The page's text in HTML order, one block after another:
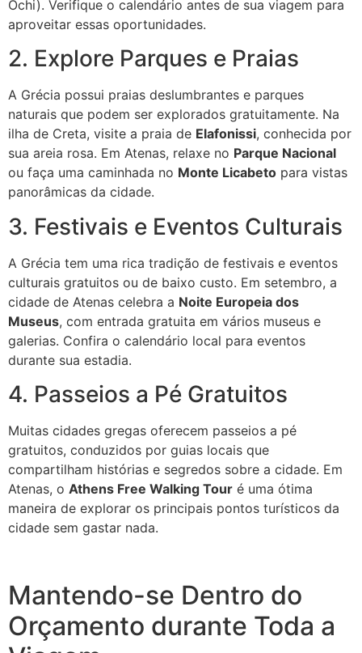
Ochi). Verifique o calendário antes de sua viagem para
aproveitar essas oportunidades.
2. Explore Parques e Praias
A Grécia possui praias deslumbrantes e parques
naturais que podem ser explorados gratuitamente. Na
ilha de Creta, visite a praia de Elafonissi, conhecida por
sua areia rosa. Em Atenas, relaxe no Parque Nacional
ou faça uma caminhada no Monte Licabeto para vistas
panorâmicas da cidade.
3. Festivais e Eventos Culturais
A Grécia tem uma rica tradição de festivais e eventos
culturais gratuitos ou de baixo custo. Em setembro, a
cidade de Atenas celebra a Noite Europeia dos
Museus, com entrada gratuita em vários museus e
galerias. Confira o calendário local para eventos
durante sua estadia.
4. Passeios a Pé Gratuitos
Muitas cidades gregas oferecem passeios a pé
gratuitos, conduzidos por guias locais que
compartilham histórias e segredos sobre a cidade. Em
Atenas, o Athens Free Walking Tour é uma ótima
maneira de explorar os principais pontos turísticos da
cidade sem gastar nada.
Mantendo-se Dentro do
Orçamento durante Toda a